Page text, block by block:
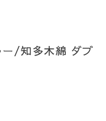
/知多木綿 ダブ